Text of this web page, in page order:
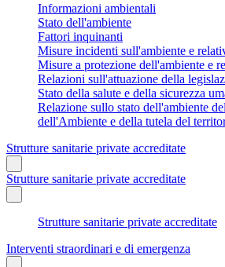
Informazioni ambientali
Stato dell'ambiente
Fattori inquinanti
Misure incidenti sull'ambiente e
Misure a protezione dell'ambiente e
Relazioni sull'attuazione della
Stato della salute e della sicurezza
Relazione sullo stato dell'ambiente
dell'Ambiente e della tutela del
Strutture sanitarie private accreditate
Strutture sanitarie private accreditate
Strutture sanitarie private accreditate
Interventi straordinari e di emergenza